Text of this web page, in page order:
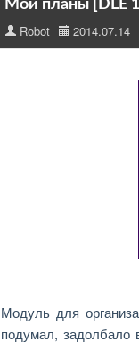
Мои планы [DLE
Robot 2014.07.14
Модуль для
подумал, задолбало